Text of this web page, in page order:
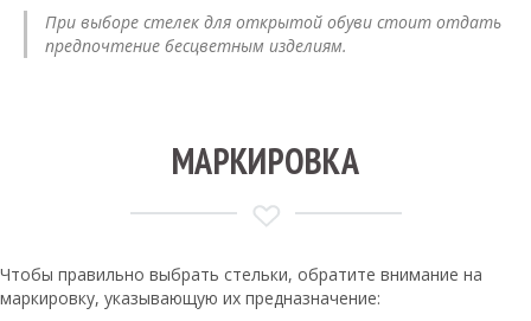
При выборе стелек для открытой обуви стоит отдать
предпочтение бесцветным изделиям.
МАРКИРОВКА
Чтобы правильно выбрать стельки, обратите внимание на
маркировку, указывающую их предназначение: